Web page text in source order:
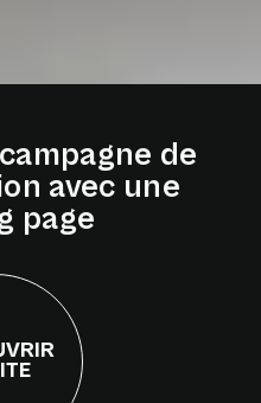
campagne de
avec une
page